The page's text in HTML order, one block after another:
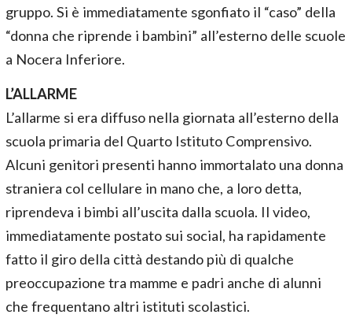
gruppo. Si è immediatamente sgonfiato il “caso” della
“donna che riprende i bambini” all’esterno delle scuole
a Nocera Inferiore.
L’ALLARME
L’allarme si era diffuso nella giornata all’esterno della
scuola primaria del Quarto Istituto Comprensivo.
Alcuni genitori presenti hanno immortalato una donna
straniera col cellulare in mano che, a loro detta,
riprendeva i bimbi all’uscita dalla scuola. Il video,
immediatamente postato sui social, ha rapidamente
fatto il giro della città destando più di qualche
preoccupazione tra mamme e padri anche di alunni
che frequentano altri istituti scolastici.